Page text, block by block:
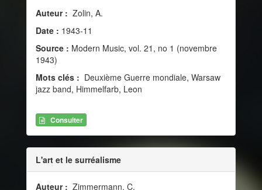
Auteur : Zolin, A.
Date : 1943-11
Source : Modern Music, vol. 21, no 1 (novembre
1943)
Mots clés : Deuxième Guerre mondiale, Warsaw
jazz band, Himmelfarb, Leon
Consulter
L'art et le surréalisme
Auteur : Zimmermann, C.